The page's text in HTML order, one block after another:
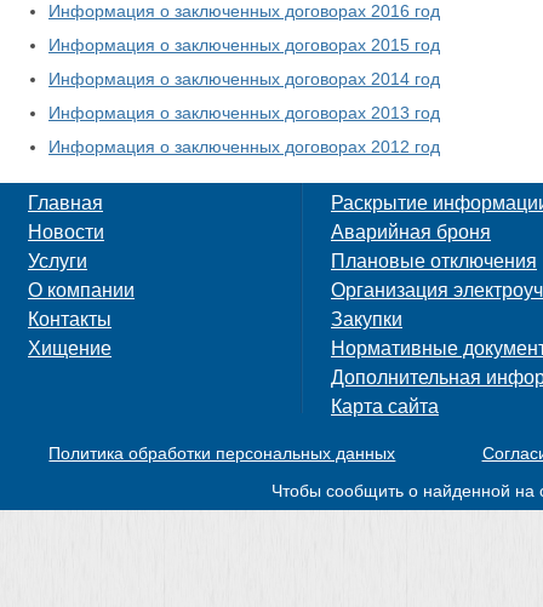
Информация о заключенных договорах 2016 год
Информация о заключенных договорах 2015 год
Информация о заключенных договорах 2014 год
Информация о заключенных договорах 2013 год
Информация о заключенных договорах 2012 год
Главная
Новости
Услуги
О компании
Контакты
Хищение
Раскрытие
Аварийная броня
Плановые отключения
Организация
Закупки
Нормативные
Дополнительная
Карта сайта
Политика обработки персональных данных
Чтобы сообщить о найденной на